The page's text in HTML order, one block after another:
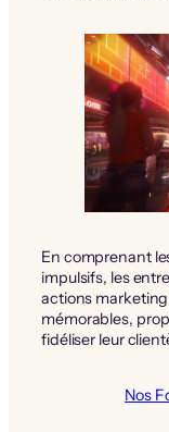
En comprenant
impulsifs, les
actions
mémorables,
fidéliser leur
Nos